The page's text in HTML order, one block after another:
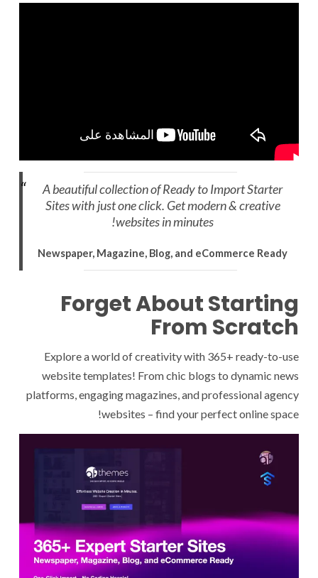
A beautiful collection of Ready to Import Starter
Sites with just one click. Get modern & creative
websites in minutes!
Newspaper, Magazine, Blog, and eCommerce Ready
Forget About Starting
From Scratch
Explore a world of creativity with 365+ ready-to-use
website templates! From chic blogs to dynamic news
platforms, engaging magazines, and professional agency
websites – find your perfect online space!